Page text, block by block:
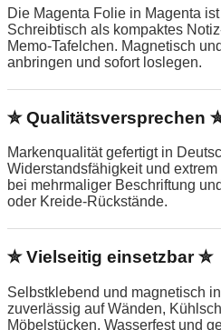
Die Magenta Folie in Magenta
Schreibtisch als kompaktes
Memo-Tafelchen. Magnetisch
anbringen und sofort loslegen.
✮ Qualitätsversprechen
Markenqualität gefertigt in
Widerstandsfähigkeit und
bei mehrmaliger Beschriftung
oder Kreide-Rückstände.
✮ Vielseitig einsetzbar ✮
Selbstklebend und magnetisch
zuverlässig auf Wänden,
Möbelstücken. Wasserfest und